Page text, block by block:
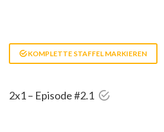
KOMPLETTE STAFFEL MARKIEREN
2x1 – Episode #2.1